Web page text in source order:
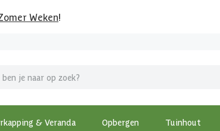
Weken!
& Veranda Opbergen Tuinhout